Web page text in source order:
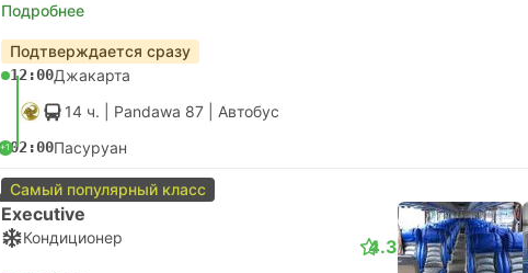
Подробнее
Подтверждается сразу
12:00Джакарта
14 ч. | Pandawa 87 Автобус
+102:00Пасуруан
Самый популярный класс
Executive
Кондиционер 4.3